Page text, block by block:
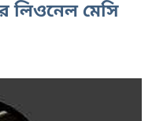
লিওনেল মেসি